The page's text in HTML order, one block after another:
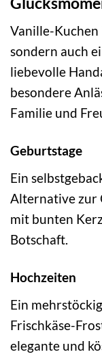
Vanille-Kuchen
sondern auch
liebevolle
besondere
Familie und
Geburtstage
Ein
Alternative zur
mit bunten
Botschaft.
Hochzeiten
Ein
Frischkäse-
elegante und